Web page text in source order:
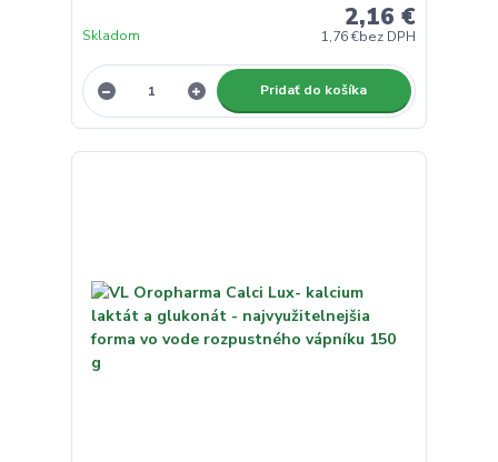
2,16 €
1,76 €bez DPH
Skladom
Pridať do košíka